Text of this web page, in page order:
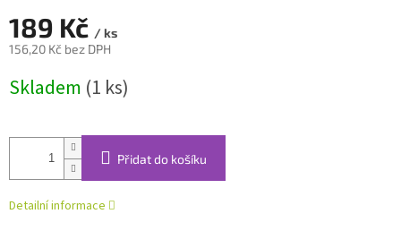
189 Kč / ks
156,20 Kč bez DPH
cena:
Skladem (1 ks)
Přidat do košíku
Detailní informace